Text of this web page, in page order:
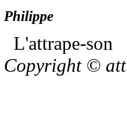
Philippe
L'attrape-
Copyright ©